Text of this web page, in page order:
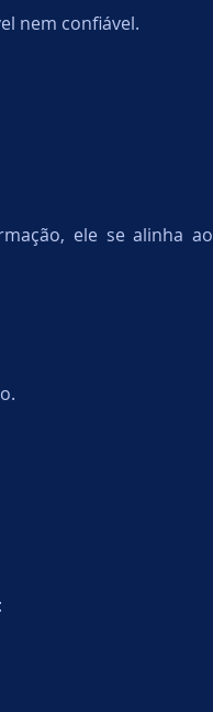
nem confiável.
ele se alinha ao